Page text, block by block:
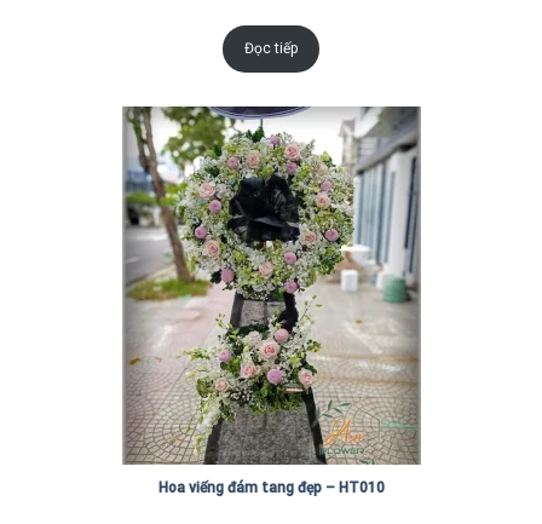
Đọc tiếp
Hoa viếng đám tang đẹp – HT010